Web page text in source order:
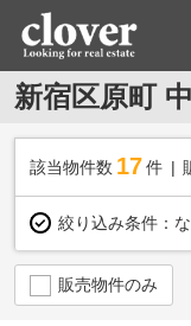
新宿区原町
該当物件数 17件
絞り込み条件：
販売物件のみ